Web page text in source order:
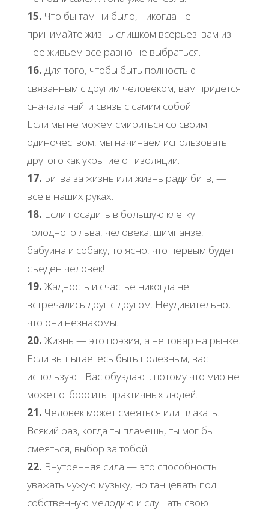
15. Что бы там ни было, никогда не
принимайте жизнь слишком всерьез: вам из
нее живьем все равно не выбраться.
16. Для того, чтобы быть полностью
связанным с другим человеком, вам придется
сначала найти связь с самим собой.
Если мы не можем смириться со своим
одиночеством, мы начинаем использовать
другого как укрытие от изоляции.
17. Битва за жизнь или жизнь ради битв, —
все в наших руках.
18. Если посадить в большую клетку
голодного льва, человека, шимпанзе,
бабуина и собаку, то ясно, что первым будет
съеден человек!
19. Жадность и счастье никогда не
встречались друг с другом. Неудивительно,
что они незнакомы.
20. Жизнь — это поэзия, а не товар на рынке.
Если вы пытаетесь быть полезным, вас
используют. Вас обуздают, потому что мир не
может отбросить практичных людей.
21. Человек может смеяться или плакать.
Всякий раз, когда ты плачешь, ты мог бы
смеяться, выбор за тобой.
22. Внутренняя сила — это способность
уважать чужую музыку, но танцевать под
собственную мелодию и слушать свою